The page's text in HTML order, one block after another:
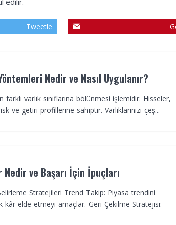
Tweetle
Nedir ve Nasıl Uygulanır?
farklı varlık sınıflarına bölünmesi işlemidir. Hisseler,
ve getiri profillerine sahiptir. Varlıklarınızı çeş...
ve Başarı İçin İpuçları
Stratejileri Trend Takip: Piyasa trendini
elde etmeyi amaçlar. Geri Çekilme Stratejisi: